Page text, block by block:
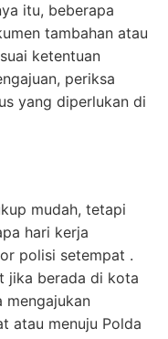
itu, beberapa
tambahan atau
ketentuan
periksa
yang diperlukan di
mudah, tetapi
hari kerja
polisi setempat .
jika berada di kota
mengajukan
atau menuju Polda